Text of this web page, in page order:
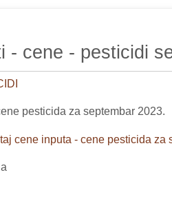
- cene - pesticidi
pesticida za septembar 2023.
cene inputa - cene pesticida za